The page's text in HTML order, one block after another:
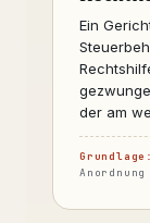
Ein
der am
Grundlage:
Anordnung